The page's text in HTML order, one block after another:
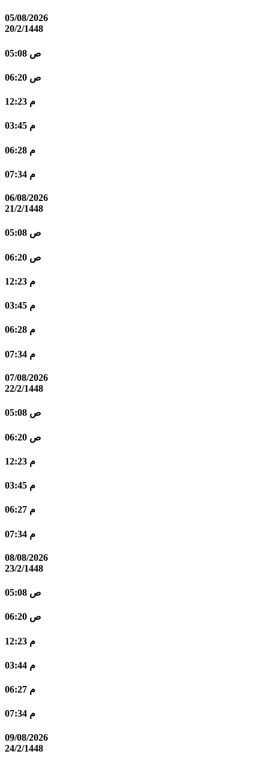
05/08/2026
20/2/1448
05:08 ص
06:20 ص
12:23 م
03:45 م
06:28 م
07:34 م
06/08/2026
21/2/1448
05:08 ص
06:20 ص
12:23 م
03:45 م
06:28 م
07:34 م
07/08/2026
22/2/1448
05:08 ص
06:20 ص
12:23 م
03:45 م
06:27 م
07:34 م
08/08/2026
23/2/1448
05:08 ص
06:20 ص
12:23 م
03:44 م
06:27 م
07:34 م
09/08/2026
24/2/1448